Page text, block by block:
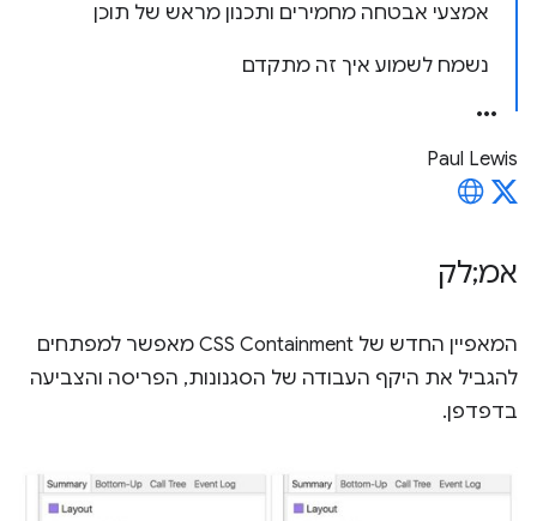
אמצעי אבטחה מחמירים ותכנון מראש של תוכן
נשמח לשמוע איך זה מתקדם
Paul Lewis
אמ;לק
המאפיין החדש של CSS Containment מאפשר למפתחים
להגביל את היקף העבודה של הסגנונות, הפריסה והצביעה
בדפדפן.